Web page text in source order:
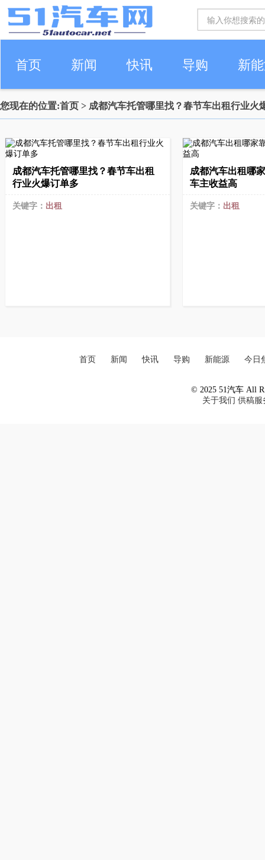
首页 新闻 快讯 导购 新
车生活
您现在的位置:首页 > 成都汽车托管哪里找？春节车出租行业火
成都汽车托管哪里找？春节车出租
行业火爆订单多
关键字： 出租
成都汽车出租哪
车主收益高
关键字： 出租
首页 新闻 快讯 导购 新能源 今日
© 2025 51汽车 All
关于我们 供稿服